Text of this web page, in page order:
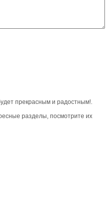
прекрасным и радостным!.
разделы, посмотрите их